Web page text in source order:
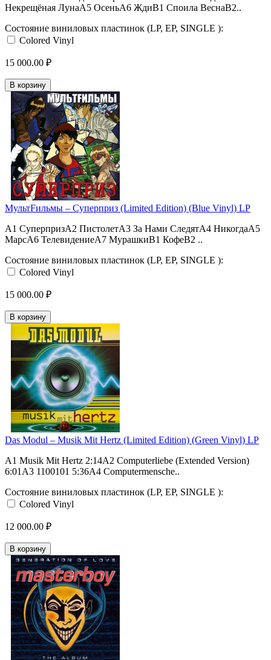
Некрещёная ЛунаA5 ОсеньA6 ЖдиB1 Споила ВеснаB2..
Состояние виниловых пластинок (LP, EP, SINGLE ):
Colored Vinyl
15 000.00 ₽
В корзину
МультFильмы – Суперприз (Limited Edition) (Blue Vinyl) LP
A1 СуперпризA2 ПистолетA3 За Нами СледятA4 НикогдаA5
МарсA6 ТелевидениеA7 МурашкиB1 КофеB2 ..
Состояние виниловых пластинок (LP, EP, SINGLE ):
Colored Vinyl
15 000.00 ₽
В корзину
Das Modul – Musik Mit Hertz (Limited Edition) (Green Vinyl) LP
A1 Musik Mit Hertz 2:14A2 Computerliebe (Extended Version)
6:01A3 1100101 5:36A4 Computermensche..
Состояние виниловых пластинок (LP, EP, SINGLE ):
Colored Vinyl
12 000.00 ₽
В корзину